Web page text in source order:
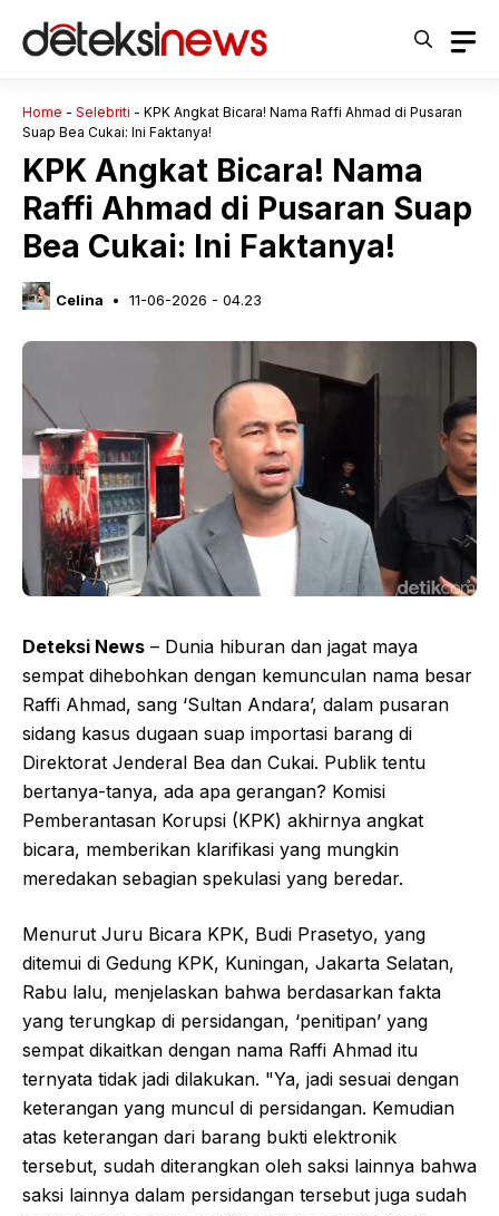
Home - Selebriti - KPK Angkat Bicara! Nama Raffi Ahmad di Pusaran
Suap Bea Cukai: Ini Faktanya!
KPK Angkat Bicara! Nama
Raffi Ahmad di Pusaran Suap
Bea Cukai: Ini Faktanya!
Celina 11-06-2026 - 04.23
Deteksi News – Dunia hiburan dan jagat maya
sempat dihebohkan dengan kemunculan nama besar
Raffi Ahmad, sang ‘Sultan Andara’, dalam pusaran
sidang kasus dugaan suap importasi barang di
Direktorat Jenderal Bea dan Cukai. Publik tentu
bertanya-tanya, ada apa gerangan? Komisi
Pemberantasan Korupsi (KPK) akhirnya angkat
bicara, memberikan klarifikasi yang mungkin
meredakan sebagian spekulasi yang beredar.
Menurut Juru Bicara KPK, Budi Prasetyo, yang
ditemui di Gedung KPK, Kuningan, Jakarta Selatan,
Rabu lalu, menjelaskan bahwa berdasarkan fakta
yang terungkap di persidangan, ‘penitipan’ yang
sempat dikaitkan dengan nama Raffi Ahmad itu
ternyata tidak jadi dilakukan. "Ya, jadi sesuai dengan
keterangan yang muncul di persidangan. Kemudian
atas keterangan dari barang bukti elektronik
tersebut, sudah diterangkan oleh saksi lainnya bahwa
saksi lainnya dalam persidangan tersebut juga sudah